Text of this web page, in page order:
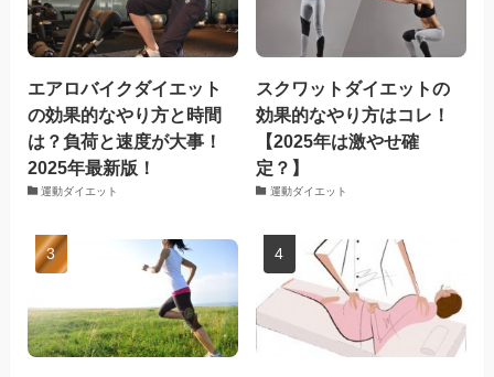
エアロバイクダイエット
の効果的なやり方と時間
は？負荷と速度が大事！
2025年最新版！
運動ダイエット
スクワットダイエットの
効果的なやり方はコレ！
【2025年は激やせ確
定？】
運動ダイエット